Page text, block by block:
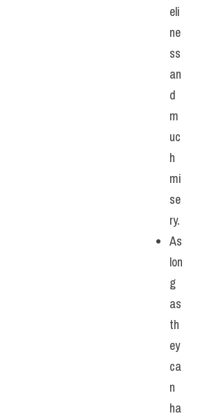
eli
ne
ss
an
d
m
uc
h
mi
se
ry.
As
lon
g
as
th
ey
ca
n
ha